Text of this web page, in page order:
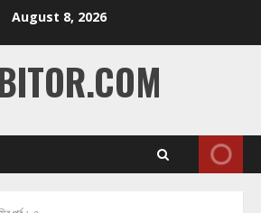
August 8, 2026